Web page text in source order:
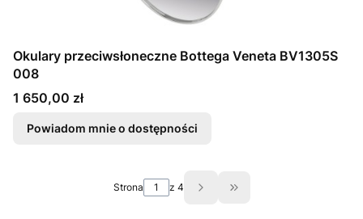
Okulary przeciwsłoneczne Bottega Veneta BV1305S
008
Cena
1 650,00 zł
Powiadom mnie o dostępności
Strona z 4 Przejdź do ostatniej